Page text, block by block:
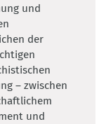
und
der
– zwischen
und